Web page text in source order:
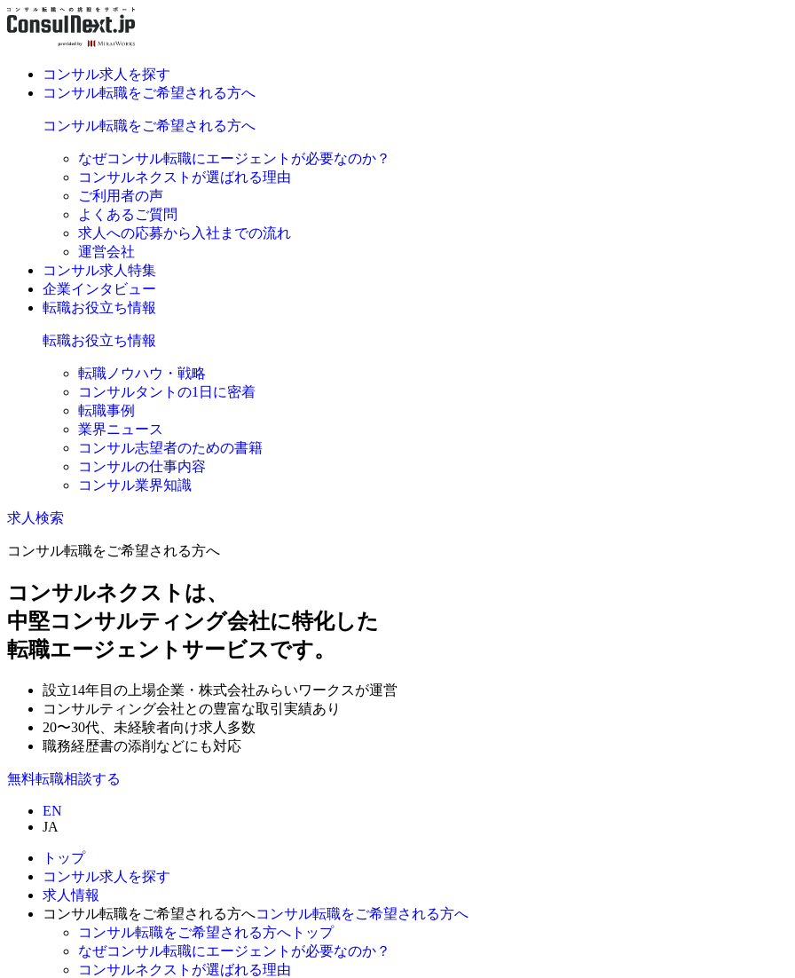
コンサル求人を探す
コンサル転職をご希望される方へ
コンサル転職をご希望される方へ
なぜコンサル転職にエージェントが必要なのか？
コンサルネクストが選ばれる理由
ご利用者の声
よくあるご質問
求人への応募から入社までの流れ
運営会社
コンサル求人特集
企業インタビュー
転職お役立ち情報
転職お役立ち情報
転職ノウハウ・戦略
コンサルタントの1日に密着
転職事例
業界ニュース
コンサル志望者のための書籍
コンサルの仕事内容
コンサル業界知識
求人検索
コンサル転職をご希望される方へ
コンサルネクストは、
中堅コンサルティング会社に特化した
転職エージェントサービスです。
設立14年目の上場企業・株式会社みらいワークスが運営
コンサルティング会社との豊富な取引実績あり
20〜30代、未経験者向け求人多数
職務経歴書の添削などにも対応
無料転職相談する
EN
JA
トップ
コンサル求人を探す
求人情報
コンサル転職をご希望される方へコンサル転職をご希望される方へ
コンサル転職をご希望される方へトップ
なぜコンサル転職にエージェントが必要なのか？
コンサルネクストが選ばれる理由